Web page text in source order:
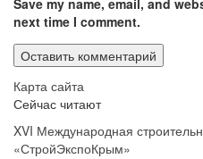
Save my name, email, and
next time I comment.
Карта сайта
Сейчас читают
XVI Международная
«СтройЭкспоКрым»